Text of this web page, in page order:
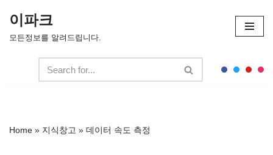
콘
기
이파크
모든정보를 알려드립니다.
Home » 지식창고 » 데이터 속도 측정